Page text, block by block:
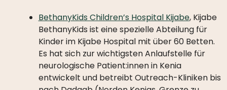
BethanyKids Children’s Hospital Kijabe, Kijabe
BethanyKids ist eine spezielle Abteilung für
Kinder im Kijabe Hospital mit über 60 Betten.
Es hat sich zur wichtigsten Anlaufstelle für
neurologische Patient:innen in Kenia
entwickelt und betreibt Outreach-Kliniken bis